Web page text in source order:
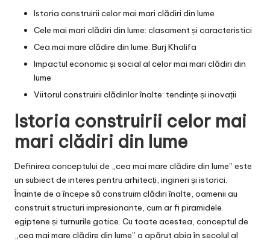
Istoria construirii celor mai mari clădiri din lume
Cele mai mari clădiri din lume: clasament și caracteristici
Cea mai mare clădire din lume: Burj Khalifa
Impactul economic și social al celor mai mari clădiri din
lume
Viitorul construirii clădirilor înalte: tendințe și inovații
Istoria construirii celor mai
mari clădiri din lume
Definirea conceptului de „cea mai mare clădire din lume” este
un subiect de interes pentru arhitecți, ingineri și istorici.
Înainte de a începe să construim clădiri înalte, oamenii au
construit structuri impresionante, cum ar fi piramidele
egiptene și turnurile gotice. Cu toate acestea, conceptul de
„cea mai mare clădire din lume” a apărut abia în secolul al